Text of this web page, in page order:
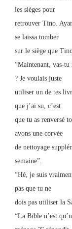
les sièges pour
retrouver Tino.
se laissa tomber
sur le siège que
“Maintenant, vas-
? Je voulais juste
utiliser un de tes
que j’ai su, c’est
que tu as renversé
avons une corvée
de nettoyage
semaine”.
“Hé, je suis
pas que tu ne
dois pas utiliser la
“La Bible n’est